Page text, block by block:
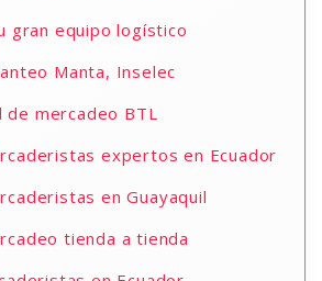
gran equipo logístico
Manta, Inselec
de mercadeo BTL
expertos en Ecuador
en Guayaquil
tienda a tienda